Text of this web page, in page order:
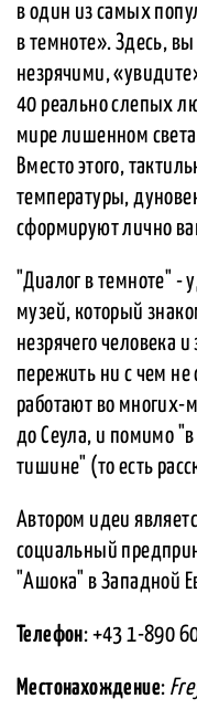
в один из самых
в темноте». Здесь,
незрячими,
40 реально слепых
мире лишенном
Вместо этого,
температуры,
сформируют лично
"Диалог в темноте" -
музей, который
незрячего человека и
пережить ни с чем
работают во многих-
до Сеула, и помимо
тишине" (то есть
Автором идеи
социальный
"Ашока" в Западной
Телефон: +43 1-890
Местонахождение: